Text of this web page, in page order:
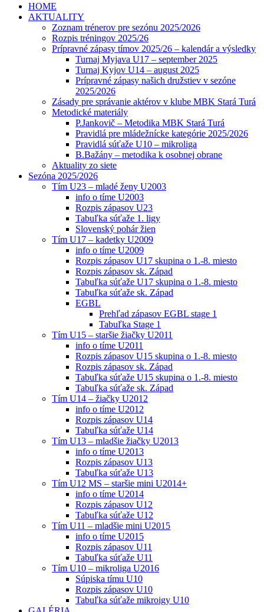
HOME
AKTUALITY
Zoznam trénerov pre sezónu 2025/2026
Rozpis tréningov 2025/26
Prípravné zápasy tímov 2025/26 – kalendár a výsledky
Turnaj Myjava U17 – september 2025
Turnaj Kyjov U14 – august 2025
Prípravné zápasy našich družstiev v sezóne
2025/2026
Zásady pre správanie aktérov v klube MBK Stará Turá
Metodické materiály
P.Jankovič – Metodika MBK Stará Turá
Pravidlá pre mládežnícke kategórie 2025/2026
Pravidlá súťaže U10 – mikroliga
B.Bažány – metodika k osobnej obrane
Aktuality zo siete
Sezóna 2025/2026
Tím U23 – mladé ženy U2003
info o tíme U2003
Rozpis zápasov U23
Tabuľka súťaže 1. ligy
Slovenský pohár žien
Tím U17 – kadetky U2009
info o tíme U2009
Rozpis zápasov U17 skupina o 1.-8. miesto
Rozpis zápasov sk. Západ
Tabuľka súťaže U17 skupina o 1.-8. miesto
Tabuľka súťaže sk. Západ
EGBL
Prehľad zápasov EGBL stage 1
Tabuľka Stage 1
Tím U15 – staršie žiačky U2011
info o tíme U2011
Rozpis zápasov U15 skupina o 1.-8. miesto
Rozpis zápasov sk. Západ
Tabuľka súťaže U15 skupina o 1.-8. miesto
Tabuľka súťaže sk. Západ
Tím U14 – žiačky U2012
info o tíme U2012
Rozpis zápasov U14
Tabuľka súťaže U14
Tím U13 – mladšie žiačky U2013
info o tíme U2013
Rozpis zápasov U13
Tabuľka súťaže U13
Tím U12 MS – staršie mini U2014+
info o tíme U2014
Rozpis zápasov U12
Tabuľka súťaže U12
Tím U11 – mladšie mini U2015
info o tíme U2015
Rozpis zápasov U11
Tabuľka súťaže U11
Tím U10 – mikroliga U2016
Súpiska tímu U10
Rozpis zápasov U10
Tabuľka súťaže mikroigy U10